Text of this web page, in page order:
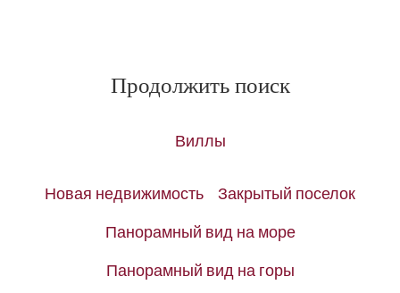
Продолжить поиск
Виллы
Новая недвижимость
Закрытый поселок
Панорамный вид на море
Панорамный вид на горы